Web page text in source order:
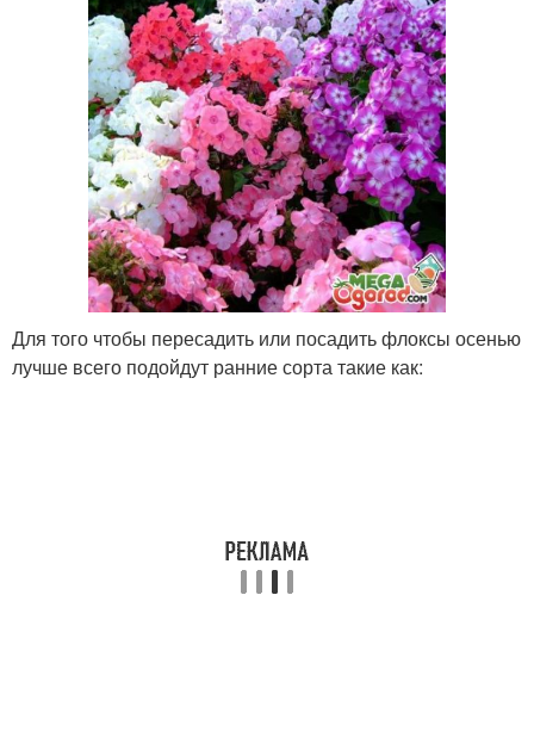
Для того чтобы пересадить или посадить флоксы осенью
лучше всего подойдут ранние сорта такие как: